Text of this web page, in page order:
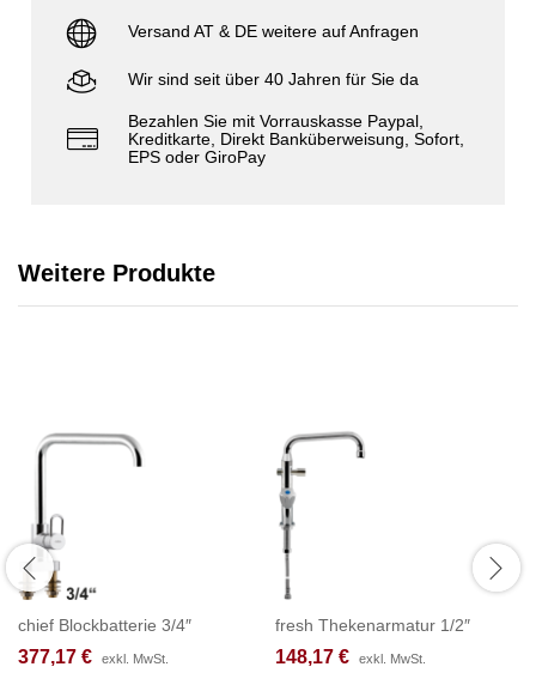
Versand AT & DE weitere auf Anfragen
Wir sind seit über 40 Jahren für Sie da
Bezahlen Sie mit Vorrauskasse Paypal,
Kreditkarte, Direkt Banküberweisung, Sofort,
EPS oder GiroPay
Weitere Produkte
chief Blockbatterie 3/4″
377,17 € exkl. MwSt.
fresh Thekenarmatur 1/2″
148,17 € exkl. MwSt.